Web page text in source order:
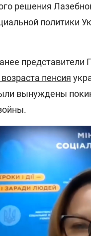
решения
политики
представители
пенсия
вынуждены